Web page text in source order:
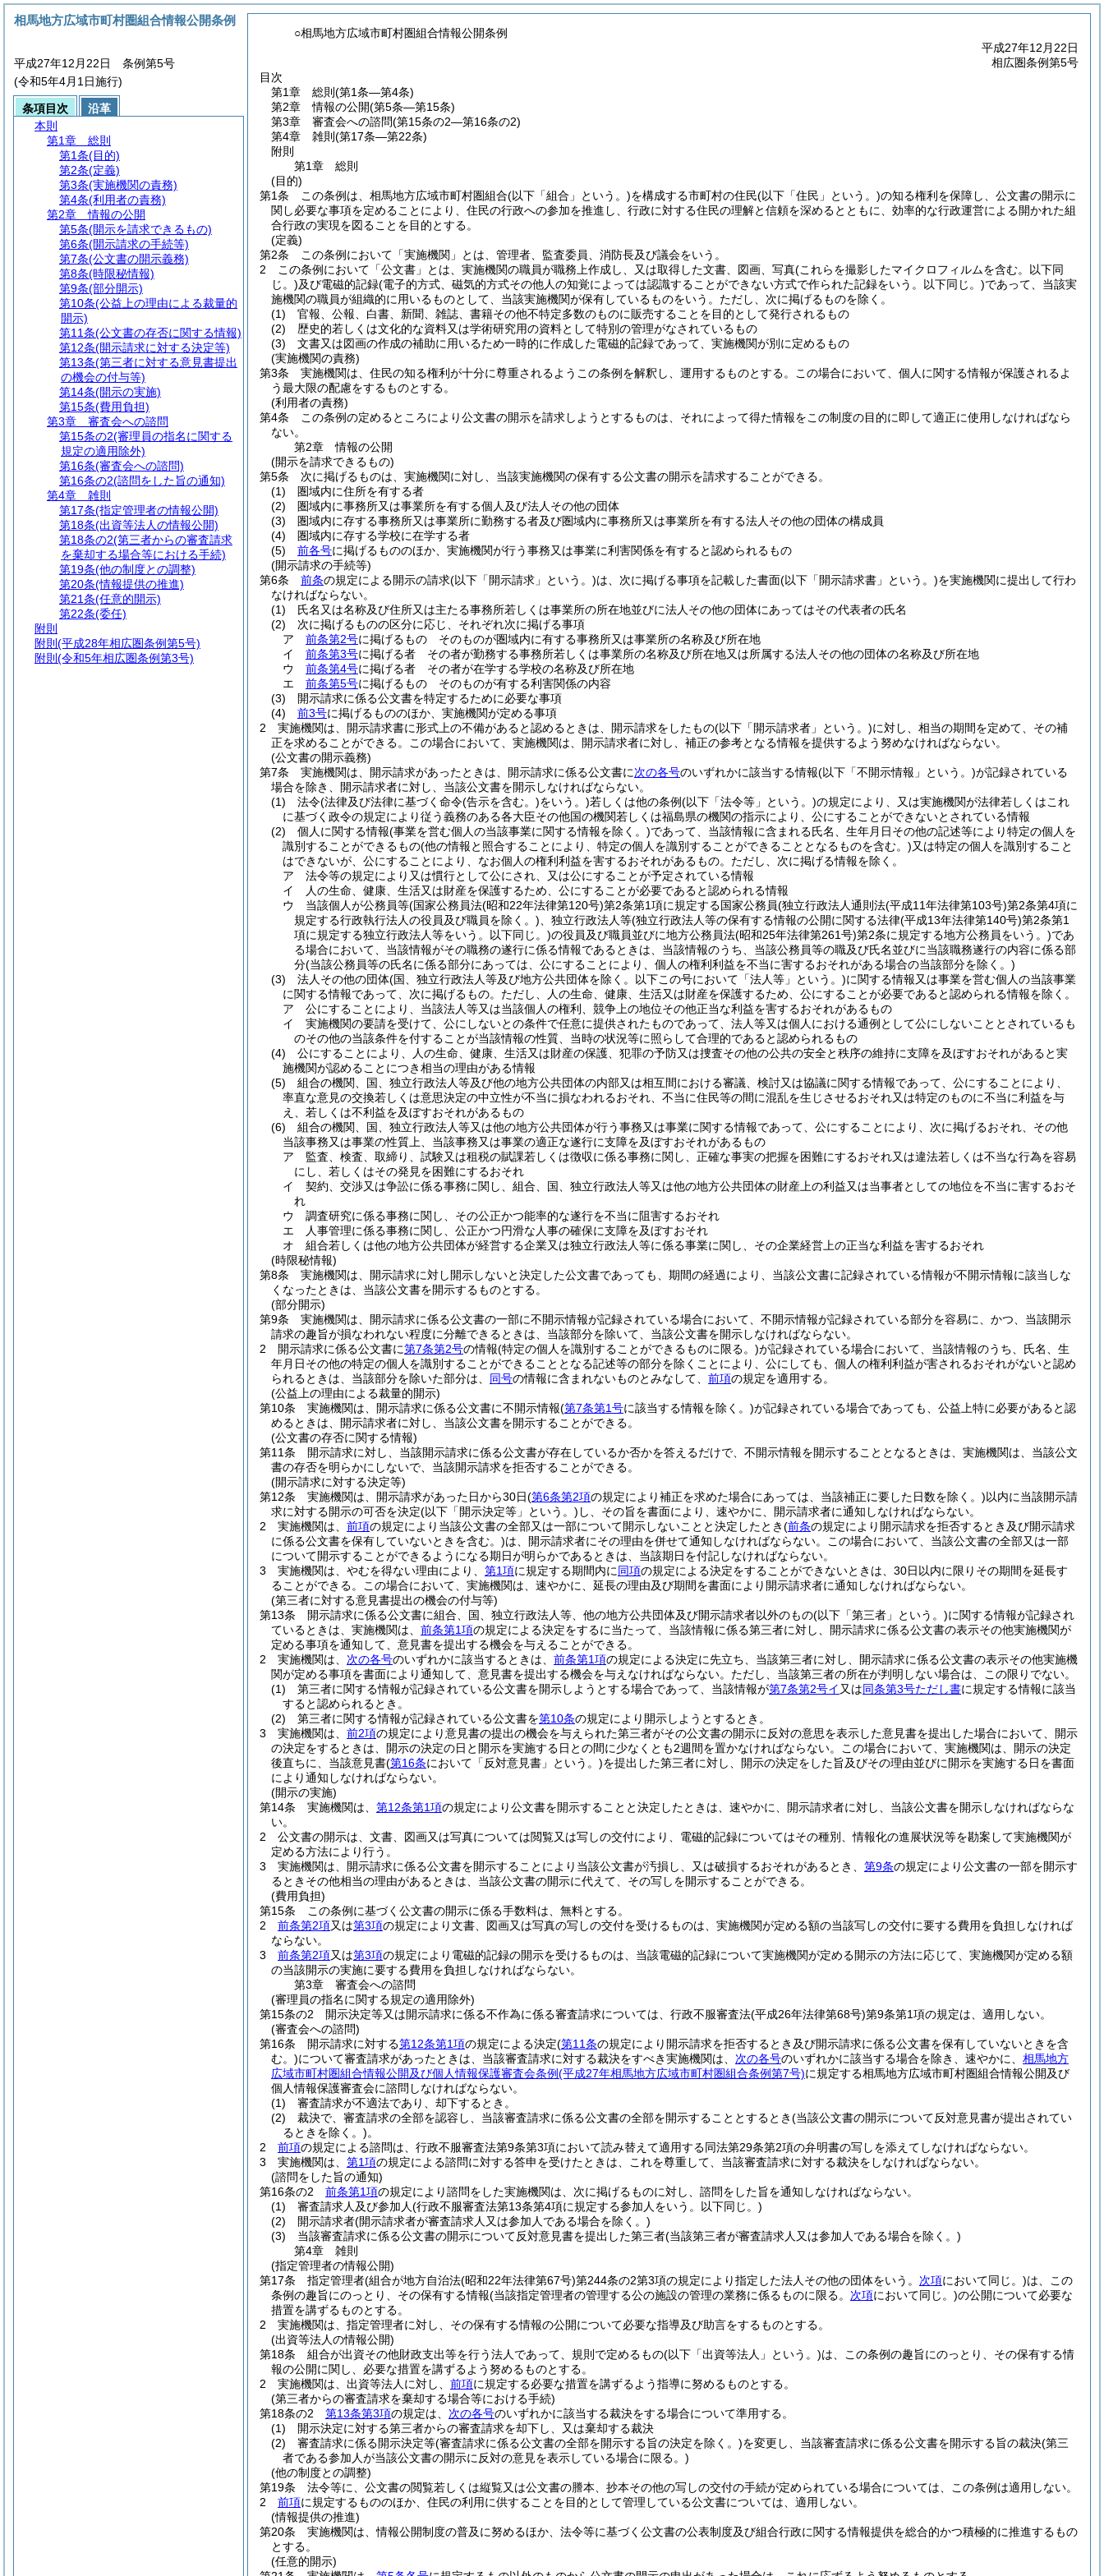
○相馬地方広域市町村圏組合情報公開条例
平成27年12月22日
相広圏条例第5号
目次
第1章
総則 (第1条―第4条)
第2章
情報の公開(第5条―第15条)
第3章
審査会への諮問(第15条の2―第16条の2)
第4章
雑則 (第17条―第22条)
附則
第1章
総則
(目的)
第1条
この条例は、相馬地方広域市町村圏組合(以下「組合」という。)を構成する市町村の住民(以下「住民」という。)の知る権利を保障し、公文書の開示に
関し必要な事項を定めることにより、住民の行政への参加を推進し、行政に対する住民の理解と信頼を深めるとともに、効率的な行政運営による開かれた組
合行政の実現を図ることを目的とする。
(定義)
第2条
この条例において「実施機関」とは、管理者、監査委員、消防長及び議会をいう。
2
この条例において「公文書」とは、実施機関の職員が職務上作成し、又は取得した文書、図画、写真(これらを撮影したマイクロフィルムを含む。以下同
じ。)及び電磁的記録(電子的方式、磁気的方式その他人の知覚によっては認識することができない方式で作られた記録をいう。以下同じ。)であって、当該実
施機関の職員が組織的に用いるものとして、当該実施機関が保有しているものをいう。 ただし、次に掲げるものを除く。
(1)
官報、公報、白書、新聞、雑誌、書籍その他不特定多数のものに販売することを目的として発行されるもの
(2)
歴史的若しくは文化的な資料又は学術研究用の資料として特別の管理がなされているもの
(3)
文書又は図画の作成の補助に用いるため一時的に作成した電磁的記録であって、実施機関が別に定めるもの
(実施機関の責務)
第3条
実施機関は、住民の知る権利が十分に尊重されるようこの条例を解釈し、運用するものとする。
この場合において、個人に関する情報が保護されるよ
う最大限の配慮をするものとする。
(利用者の責務)
第4条
この条例の定めるところにより公文書の開示を請求しようとするものは、それによって得た情報をこの制度の目的に即して適正に使用しなければなら
ない。
第2章
情報の公開
(開示を請求できるもの)
第5条
次に掲げるものは、実施機関に対し、当該実施機関の保有する公文書の開示を請求することができる。
(1)
圏域内に住所を有する者
(2)
圏域内に事務所又は事業所を有する個人及び法人その他の団体
(3)
圏域内に存する事務所又は事業所に勤務する者及び圏域内に事務所又は事業所を有する法人その他の団体の構成員
(4)
圏域内に存する学校に在学する者
(5)
前各号に掲げるもののほか、実施機関が行う事務又は事業に利害関係を有すると認められるもの
(開示請求の手続等)
第6条
前条の規定による開示の請求(以下「開示請求」という。)は、次に掲げる事項を記載した書面(以下「開示請求書」という。)を実施機関に提出して行わ
なければならない。
(1)
氏名又は名称及び住所又は主たる事務所若しくは事業所の所在地並びに法人その他の団体にあってはその代表者の氏名
(2)
次に掲げるものの区分に応じ、それぞれ次に掲げる事項
ア
前条第2号に掲げるもの そのものが圏域内に有する事務所又は事業所の名称及び所在地
イ
前条第3号に掲げる者 その者が勤務する事務所若しくは事業所の名称及び所在地又は所属する法人その他の団体の名称及び所在地
ウ
前条第4号に掲げる者 その者が在学する学校の名称及び所在地
エ
前条第5号に掲げるもの そのものが有する利害関係の内容
(3)
開示請求に係る公文書を特定するために必要な事項
(4)
前3号に掲げるもののほか、実施機関が定める事項
2
実施機関は、開示請求書に形式上の不備があると認めるときは、開示請求をしたもの(以下「開示請求者」という。)に対し、相当の期間を定めて、その補
正を求めることができる。
この場合において、実施機関は、開示請求者に対し、補正の参考となる情報を提供するよう努めなければならない。
(公文書の開示義務)
第7条
実施機関は、開示請求があったときは、開示請求に係る公文書に次の各号のいずれかに該当する情報(以下「不開示情報」という。)が記録されている
場合を除き、開示請求者に対し、当該公文書を開示しなければならない。
(1)
法令(法律及び法律に基づく命令(告示を含む。)をいう。)若しくは他の条例(以下「法令等」という。)の規定により、又は実施機関が法律若しくはこれ
に基づく政令の規定により従う義務のある各大臣その他国の機関若しくは福島県の機関の指示により、公にすることができないとされている情報
(2)
個人に関する情報(事業を営む個人の当該事業に関する情報を除く。)であって、当該情報に含まれる氏名、生年月日その他の記述等により特定の個人を
識別することができるもの(他の情報と照合することにより、特定の個人を識別することができることとなるものを含む。)又は特定の個人を識別すること
はできないが、公にすることにより、なお個人の権利利益を害するおそれがあるもの。 ただし、次に掲げる情報を除く。
ア
法令等の規定により又は慣行として公にされ、又は公にすることが予定されている情報
イ
人の生命、健康、生活又は財産を保護するため、公にすることが必要であると認められる情報
ウ
当該個人が公務員等(国家公務員法(昭和22年法律第120号)第2条第1項に規定する国家公務員(独立行政法人通則法(平成11年法律第103号)第2条第4項に
規定する行政執行法人の役員及び職員を除く。) 、独立行政法人等(独立行政法人等の保有する情報の公開に関する法律(平成13年法律第140号)第2条第1
項に規定する独立行政法人等をいう。以下同じ。)の役員及び職員並びに地方公務員法(昭和25年法律第261号)第2条に規定する地方公務員をいう。)であ
る場合において、当該情報がその職務の遂行に係る情報であるときは、当該情報のうち、当該公務員等の職及び氏名並びに当該職務遂行の内容に係る部
分(当該公務員等の氏名に係る部分にあっては、公にすることにより、個人の権利利益を不当に害するおそれがある場合の当該部分を除く。)
(3)
法人その他の団体(国、独立行政法人等及び地方公共団体を除く。以下この号において「法人等」という。)に関する情報又は事業を営む個人の当該事業
に関する情報であって、次に掲げるもの。 ただし、人の生命、健康、生活又は財産を保護するため、公にすることが必要であると認められる情報を除く。
ア
公にすることにより、当該法人等又は当該個人の権利、競争上の地位その他正当な利益を害するおそれがあるもの
イ
実施機関の要請を受けて、公にしないとの条件で任意に提供されたものであって、法人等又は個人における通例として公にしないこととされているも
のその他の当該条件を付することが当該情報の性質、当時の状況等に照らして合理的であると認められるもの
(4)
公にすることにより、人の生命、健康、生活又は財産の保護、犯罪の予防又は捜査その他の公共の安全と秩序の維持に支障を及ぼすおそれがあると実
施機関が認めることにつき相当の理由がある情報
(5)
組合の機関、国、独立行政法人等及び他の地方公共団体の内部又は相互間における審議、検討又は協議に関する情報であって、公にすることにより、
率直な意見の交換若しくは意思決定の中立性が不当に損なわれるおそれ、不当に住民等の間に混乱を生じさせるおそれ又は特定のものに不当に利益を与
え、若しくは不利益を及ぼすおそれがあるもの
(6)
組合の機関、国、独立行政法人等又は他の地方公共団体が行う事務又は事業に関する情報であって、公にすることにより、次に掲げるおそれ、その他
当該事務又は事業の性質上、当該事務又は事業の適正な遂行に支障を及ぼすおそれがあるもの
ア
監査、検査、取締り、試験又は租税の賦課若しくは徴収に係る事務に関し、正確な事実の把握を困難にするおそれ又は違法若しくは不当な行為を容易
にし、若しくはその発見を困難にするおそれ
イ
契約、交渉又は争訟に係る事務に関し、組合、国、独立行政法人等又は他の地方公共団体の財産上の利益又は当事者としての地位を不当に害するおそ
れ
ウ
調査研究に係る事務に関し、その公正かつ能率的な遂行を不当に阻害するおそれ
エ
人事管理に係る事務に関し、公正かつ円滑な人事の確保に支障を及ぼすおそれ
オ
組合若しくは他の地方公共団体が経営する企業又は独立行政法人等に係る事業に関し、その企業経営上の正当な利益を害するおそれ
(時限秘情報)
第8条
実施機関は、開示請求に対し開示しないと決定した公文書であっても、期間の経過により、当該公文書に記録されている情報が不開示情報に該当しな
くなったときは、当該公文書を開示するものとする。
(部分開示)
第9条
実施機関は、開示請求に係る公文書の一部に不開示情報が記録されている場合において、不開示情報が記録されている部分を容易に、かつ、当該開示
請求の趣旨が損なわれない程度に分離できるときは、当該部分を除いて、当該公文書を開示しなければならない。
2
開示請求に係る公文書に第7条第2号の情報(特定の個人を識別することができるものに限る。)が記録されている場合において、当該情報のうち、氏名、生
年月日その他の特定の個人を識別することができることとなる記述等の部分を除くことにより、公にしても、個人の権利利益が害されるおそれがないと認め
られるときは、当該部分を除いた部分は、 同号の情報に含まれないものとみなして、 前項の規定を適用する。
(公益上の理由による裁量的開示)
第10条
実施機関は、開示請求に係る公文書に不開示情報(第7条第1号に該当する情報を除く。)が記録されている場合であっても、公益上特に必要があると認
めるときは、開示請求者に対し、当該公文書を開示することができる。
(公文書の存否に関する情報)
第11条
開示請求に対し、当該開示請求に係る公文書が存在しているか否かを答えるだけで、不開示情報を開示することとなるときは、実施機関は、当該公文
書の存否を明らかにしないで、当該開示請求を拒否することができる。
(開示請求に対する決定等)
第12条
実施機関は、開示請求があった日から30日(第6条第2項の規定により補正を求めた場合にあっては、当該補正に要した日数を除く。)以内に当該開示請
求に対する開示の可否を決定(以下「開示決定等」という。) し、その旨を書面により、速やかに、開示請求者に通知しなければならない。
2
実施機関は、 前項の規定により当該公文書の全部又は一部について開示しないことと決定したとき(前条の規定により開示請求を拒否するとき及び開示請求
に係る公文書を保有していないときを含む。)は、開示請求者にその理由を併せて通知しなければならない。
この場合において、当該公文書の全部又は一部
について開示することができるようになる期日が明らかであるときは、当該期日を付記しなければならない。
3
実施機関は、やむを得ない理由により、 第1項に規定する期間内に同項の規定による決定をすることができないときは、30日以内に限りその期間を延長す
ることができる。
この場合において、実施機関は、速やかに、延長の理由及び期間を書面により開示請求者に通知しなければならない。
(第三者に対する意見書提出の機会の付与等)
第13条
開示請求に係る公文書に組合、国、独立行政法人等、他の地方公共団体及び開示請求者以外のもの(以下「第三者」という。)に関する情報が記録され
ているときは、実施機関は、 前条第1項の規定による決定をするに当たって、当該情報に係る第三者に対し、開示請求に係る公文書の表示その他実施機関が
定める事項を通知して、意見書を提出する機会を与えることができる。
2
実施機関は、 次の各号のいずれかに該当するときは、 前条第1項の規定による決定に先立ち、当該第三者に対し、開示請求に係る公文書の表示その他実施機
関が定める事項を書面により通知して、意見書を提出する機会を与えなければならない。 ただし、当該第三者の所在が判明しない場合は、この限りでない。
(1)
第三者に関する情報が記録されている公文書を開示しようとする場合であって、当該情報が第7条第2号イ 又は同条第3号ただし書に規定する情報に該当
すると認められるとき。
(2)
第三者に関する情報が記録されている公文書を第10条の規定により開示しようとするとき。
3
実施機関は、 前2項の規定により意見書の提出の機会を与えられた第三者がその公文書の開示に反対の意思を表示した意見書を提出した場合において、開示
の決定をするときは、開示の決定の日と開示を実施する日との間に少なくとも2週間を置かなければならない。
この場合において、実施機関は、開示の決定
後直ちに、当該意見書(第16条において「反対意見書」という。)を提出した第三者に対し、開示の決定をした旨及びその理由並びに開示を実施する日を書面
により通知しなければならない。
(開示の実施)
第14条
実施機関は、 第12条第1項の規定により公文書を開示することと決定したときは、速やかに、開示請求者に対し、当該公文書を開示しなければならな
い。
2
公文書の開示は、文書、図画又は写真については閲覧又は写しの交付により、電磁的記録についてはその種別、情報化の進展状況等を勘案して実施機関が
定める方法により行う。
3
実施機関は、開示請求に係る公文書を開示することにより当該公文書が汚損し、又は破損するおそれがあるとき、 第9条の規定により公文書の一部を開示す
るときその他相当の理由があるときは、当該公文書の開示に代えて、その写しを開示することができる。
(費用負担)
第15条
この条例に基づく公文書の開示に係る手数料は、無料とする。
2
前条第2項又は第3項の規定により文書、図画又は写真の写しの交付を受けるものは、実施機関が定める額の当該写しの交付に要する費用を負担しなければ
ならない。
3
前条第2項又は第3項の規定により電磁的記録の開示を受けるものは、当該電磁的記録について実施機関が定める開示の方法に応じて、実施機関が定める額
の当該開示の実施に要する費用を負担しなければならない。
第3章
審査会への諮問
(審理員の指名に関する規定の適用除外)
第15条の2
開示決定等又は開示請求に係る不作為に係る審査請求については、行政不服審査法(平成26年法律第68号)第9条第1項の規定は、適用しない。
(審査会への諮問)
第16条
開示請求に対する第12条第1項の規定による決定(第11条の規定により開示請求を拒否するとき及び開示請求に係る公文書を保有していないときを含
む。)について審査請求があったときは、当該審査請求に対する裁決をすべき実施機関は、 次の各号のいずれかに該当する場合を除き、速やかに、 相馬地方
広域市町村圏組合情報公開及び個人情報保護審査会条例(平成27年相馬地方広域市町村圏組合条例第7号)に規定する相馬地方広域市町村圏組合情報公開及び
個人情報保護審査会に諮問しなければならない。
(1)
審査請求が不適法であり、却下するとき。
(2)
裁決で、審査請求の全部を認容し、当該審査請求に係る公文書の全部を開示することとするとき(当該公文書の開示について反対意見書が提出されてい
るときを除く。)。
2
前項の規定による諮問は、行政不服審査法第9条第3項において読み替えて適用する同法第29条第2項の弁明書の写しを添えてしなければならない。
3
実施機関は、 第1項の規定による諮問に対する答申を受けたときは、これを尊重して、当該審査請求に対する裁決をしなければならない。
(諮問をした旨の通知)
第16条の2
前条第1項の規定により諮問をした実施機関は、次に掲げるものに対し、諮問をした旨を通知しなければならない。
(1)
審査請求人及び参加人(行政不服審査法第13条第4項に規定する参加人をいう。以下同じ。)
(2)
開示請求者(開示請求者が審査請求人又は参加人である場合を除く。)
(3)
当該審査請求に係る公文書の開示について反対意見書を提出した第三者(当該第三者が審査請求人又は参加人である場合を除く。)
第4章
雑則
(指定管理者の情報公開)
第17条
指定管理者(組合が地方自治法(昭和22年法律第67号)第244条の2第3項の規定により指定した法人その他の団体をいう。 次項において同じ。)は、この
条例の趣旨にのっとり、その保有する情報(当該指定管理者の管理する公の施設の管理の業務に係るものに限る。 次項において同じ。)の公開について必要な
措置を講ずるものとする。
2
実施機関は、指定管理者に対し、その保有する情報の公開について必要な指導及び助言をするものとする。
(出資等法人の情報公開)
第18条
組合が出資その他財政支出等を行う法人であって、規則で定めるもの(以下「出資等法人」という。)は、この条例の趣旨にのっとり、その保有する情
報の公開に関し、必要な措置を講ずるよう努めるものとする。
2
実施機関は、出資等法人に対し、 前項に規定する必要な措置を講ずるよう指導に努めるものとする。
(第三者からの審査請求を棄却する場合等における手続)
第18条の2
第13条第3項の規定は、 次の各号のいずれかに該当する裁決をする場合について準用する。
(1)
開示決定に対する第三者からの審査請求を却下し、又は棄却する裁決
(2)
審査請求に係る開示決定等(審査請求に係る公文書の全部を開示する旨の決定を除く。)を変更し、当該審査請求に係る公文書を開示する旨の裁決(第三
者である参加人が当該公文書の開示に反対の意見を表示している場合に限る。)
(他の制度との調整)
第19条
法令等に、公文書の閲覧若しくは縦覧又は公文書の謄本、抄本その他の写しの交付の手続が定められている場合については、この条例は適用しない。
2
前項に規定するもののほか、住民の利用に供することを目的として管理している公文書については、適用しない。
(情報提供の推進)
第20条
実施機関は、情報公開制度の普及に努めるほか、法令等に基づく公文書の公表制度及び組合行政に関する情報提供を総合的かつ積極的に推進するもの
とする。
(任意的開示)
相馬地方広域市町村圏組合情報公開条例
平成27年12月22日 条例第5号
(令和5年4月1日施行)
条項目次
沿革
本則
第1章
総則
第1条(目的)
第2条(定義)
第3条(実施機関の責務)
第4条(利用者の責務)
第2章
情報の公開
第5条(開示を請求できるもの)
第6条(開示請求の手続等)
第7条(公文書の開示義務)
第8条(時限秘情報)
第9条(部分開示)
第10条(公益上の理由による裁量的
開示)
第11条(公文書の存否に関する情報)
第12条(開示請求に対する決定等)
第13条(第三者に対する意見書提出
の機会の付与等)
第14条(開示の実施)
第15条(費用負担)
第3章
審査会への諮問
第15条の2(審理員の指名に関する
規定の適用除外)
第16条(審査会への諮問)
第16条の2(諮問をした旨の通知)
第4章
雑則
第17条(指定管理者の情報公開)
第18条(出資等法人の情報公開)
第18条の2(第三者からの審査請求
を棄却する場合等における手続)
第19条(他の制度との調整)
第20条(情報提供の推進)
第21条(任意的開示)
第22条(委任)
附則
附則 (平成28年相広圏条例第5号)
附則 (令和5年相広圏条例第3号)